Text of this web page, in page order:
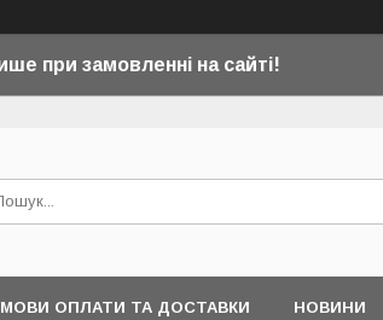
при замовленні на сайті!
ОПЛАТИ ТА ДОСТАВКИ НОВИНИ